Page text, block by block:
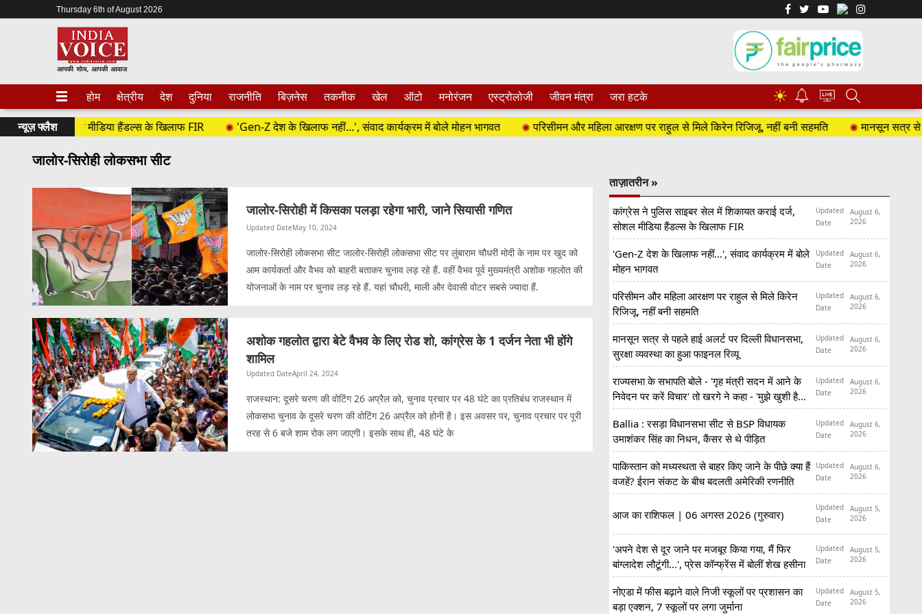
Thursday 6th of August 2026
होम क्षेत्रीय देश दुनिया राजनीति बिज़नेस तकनीक खेल ऑटो मनोरंजन एस्ट्रोलोजी जीवन मंत्रा जरा हटके ☀
न्यूज़ फ्लैश
दर्ज, सोशल मीडिया हैंडल्स के खिलाफ FIR 'Gen-Z देश के खिलाफ नहीं...', संवाद कार्यक्रम में बोले मोहन भागवत परिसीमन और महिला आरक्षण पर राहुल से मिले किरेन रिजिजू, नहीं बनी सहमति मानसून सत्र से पहले
जालोर-सिरोही लोकसभा सीट
जालोर-सिरोही में किसका पलड़ा रहेगा भारी, जाने सियासी गणित
Updated DateMay 10, 2024
जालोर-सिरोही लोकसभा सीट जालोर-सिरोही लोकसभा सीट पर लुंबाराम चौधरी मोदी के नाम पर खुद को
आम कार्यकर्ता और वैभव को बाहरी बताकर चुनाव लड़ रहे हैं. वहीं वैभव पूर्व मुख्यमंत्री अशोक गहलोत की
योजनाओं के नाम पर चुनाव लड़ रहे हैं. यहां चौधरी, माली और देवासी वोटर सबसे ज्यादा हैं.
अशोक गहलोत द्वारा बेटे वैभव के लिए रोड शो, कांग्रेस के 1 दर्जन नेता भी होंगे
शामिल
Updated DateApril 24, 2024
राजस्थान: दूसरे चरण की वोटिंग 26 अप्रैल को, चुनाव प्रचार पर 48 घंटे का प्रतिबंध राजस्थान में
लोकसभा चुनाव के दूसरे चरण की वोटिंग 26 अप्रैल को होनी है। इस अवसर पर, चुनाव प्रचार पर पूरी
तरह से 6 बजे शाम रोक लग जाएगी। इसके साथ ही, 48 घंटे के
ताज़ातरीन »
कांग्रेस ने पुलिस साइबर सेल में शिकायत कराई दर्ज,
सोशल मीडिया हैंडल्स के खिलाफ FIR
Updated
Date
August 6,
2026
'Gen-Z देश के खिलाफ नहीं...', संवाद कार्यक्रम में बोले
मोहन भागवत
Updated
Date
August 6,
2026
परिसीमन और महिला आरक्षण पर राहुल से मिले किरेन
रिजिजू, नहीं बनी सहमति
Updated
Date
August 6,
2026
मानसून सत्र से पहले हाई अलर्ट पर दिल्ली विधानसभा,
सुरक्षा व्यवस्था का हुआ फाइनल रिव्यू
Updated
Date
August 6,
2026
राज्यसभा के सभापति बोले - 'गृह मंत्री सदन में आने के
निवेदन पर करें विचार' तो खरगे ने कहा - 'मुझे खुशी है
कि...'
Updated
Date
August 6,
2026
Ballia : रसड़ा विधानसभा सीट से BSP विधायक
उमाशंकर सिंह का निधन, कैंसर से थे पीड़ित
Updated
Date
August 6,
2026
पाकिस्तान को मध्यस्थता से बाहर किए जाने के पीछे क्या हैं
वजहें? ईरान संकट के बीच बदलती अमेरिकी रणनीति
Updated
Date
August 6,
2026
आज का राशिफल | 06 अगस्त 2026 (गुरुवार)
Updated
Date
August 5,
2026
'अपने देश से दूर जाने पर मजबूर किया गया, मैं फिर
बांग्लादेश लौटूंगी...', प्रेस कॉन्फ्रेंस में बोलीं शेख हसीना
Updated
Date
August 5,
2026
नोएडा में फीस बढ़ाने वाले निजी स्कूलों पर प्रशासन का
बड़ा एक्शन, 7 स्कूलों पर लगा जुर्माना
Updated
Date
August 5,
2026